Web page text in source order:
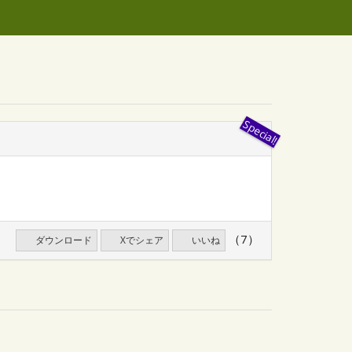
ダウンロード Xでシェア いいね （7）